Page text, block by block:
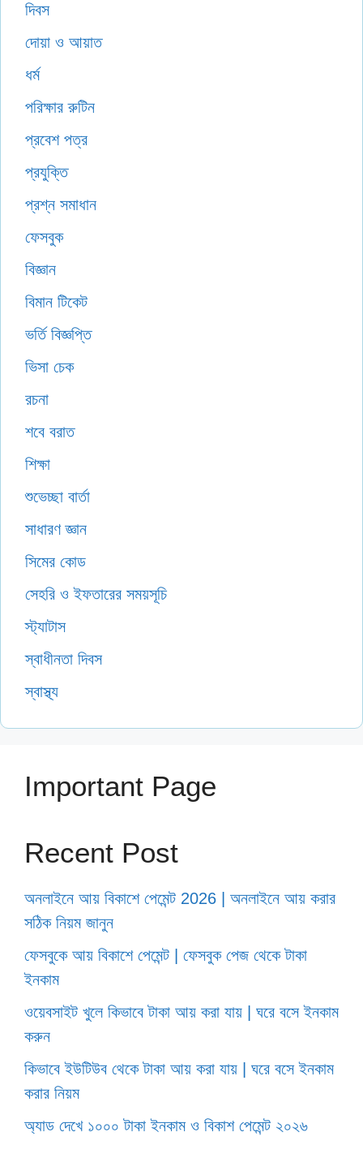
দিবস
দোয়া ও আয়াত
ধর্ম
পরিক্ষার রুটিন
প্রবেশ পত্র
প্রযুক্তি
প্রশ্ন সমাধান
ফেসবুক
বিজ্ঞান
বিমান টিকেট
ভর্তি বিজ্ঞপ্তি
ভিসা চেক
রচনা
শবে বরাত
শিক্ষা
শুভেচ্ছা বার্তা
সাধারণ জ্ঞান
সিমের কোড
সেহরি ও ইফতারের সময়সূচি
স্ট্যাটাস
স্বাধীনতা দিবস
স্বাস্থ্য
Important Page
Recent Post
অনলাইনে আয় বিকাশে পেমেন্ট 2026 | অনলাইনে আয় করার
সঠিক নিয়ম জানুন
ফেসবুকে আয় বিকাশে পেমেন্ট | ফেসবুক পেজ থেকে টাকা
ইনকাম
ওয়েবসাইট খুলে কিভাবে টাকা আয় করা যায় | ঘরে বসে ইনকাম
করুন
কিভাবে ইউটিউব থেকে টাকা আয় করা যায় | ঘরে বসে ইনকাম
করার নিয়ম
অ্যাড দেখে ১০০০ টাকা ইনকাম ও বিকাশ পেমেন্ট ২০২৬